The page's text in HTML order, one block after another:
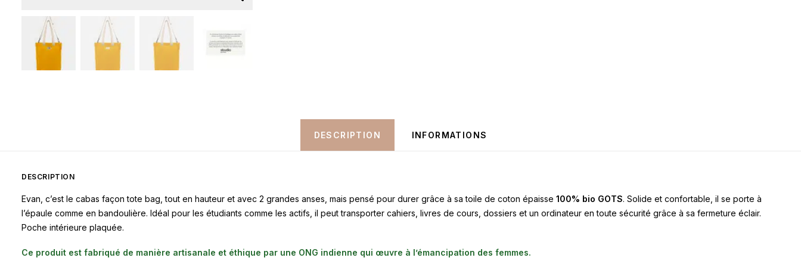
DESCRIPTION INFORMATIONS
DESCRIPTION
Evan, c’est le cabas façon tote bag, tout en hauteur et avec 2 grandes anses, mais pensé pour durer grâce à sa toile de coton épaisse 100% bio GOTS. Solide et confortable, il se porte à
l’épaule comme en bandoulière. Idéal pour les étudiants comme les actifs, il peut transporter cahiers, livres de cours, dossiers et un ordinateur en toute sécurité grâce à sa fermeture éclair.
Poche intérieure plaquée.
Ce produit est fabriqué de manière artisanale et éthique par une ONG indienne qui œuvre à l’émancipation des femmes.